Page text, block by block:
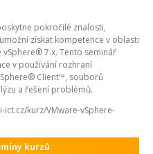
pokročilé znalosti,
získat kompetence v oblasti
7.x. Tento seminář
v používání rozhraní
Client™, souborů
a řešení problémů.
kurz/VMware-vSphere-
kurzů